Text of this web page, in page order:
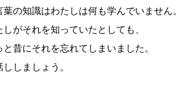
の知識はわたしは何も学んでいません。
しがそれを知っていたとしても、
昔にそれを忘れてしまいました。
しましょう。